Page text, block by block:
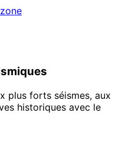
plus forts séismes, aux
historiques avec le